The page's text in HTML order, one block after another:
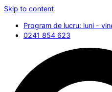
Skip to content
Program de lucru: luni -
0241 854 623